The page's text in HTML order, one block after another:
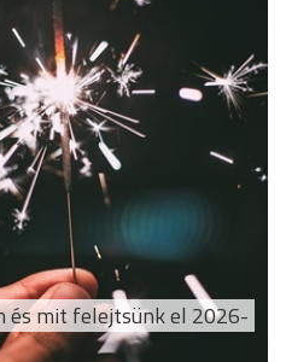
mit felejtsünk el 2026-